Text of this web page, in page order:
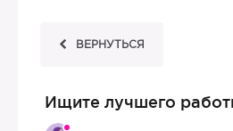
ВЕРНУТЬСЯ
Ищите лучшего